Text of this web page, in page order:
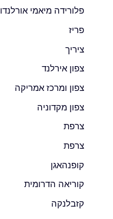
פלורידה מיאמי אורלנדו
פריז
ציריך
צפון אירלנד
צפון ומרכז אמריקה
צפון מקדוניה
צרפת
צרפת
קופנהאגן
קוריאה הדרומית
קזבלנקה